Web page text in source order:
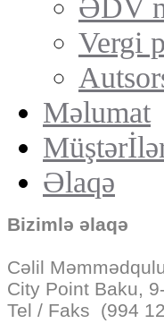
ƏDV
Vergi
Məlumat
Əlaqə
Bizimlə əlaqə
Cəlil
City Point Baku,
Tel / Faks (994